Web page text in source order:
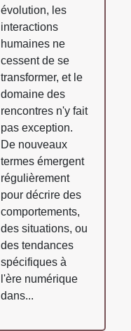
évolution, les
interactions
humaines ne
cessent de se
transformer, et le
domaine des
rencontres n'y fait
pas exception.
De nouveaux
termes émergent
régulièrement
pour décrire des
comportements,
des situations, ou
des tendances
spécifiques à
l'ère numérique
dans...